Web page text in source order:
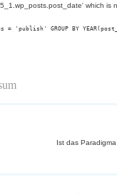
which
GROUP BY
Ist das